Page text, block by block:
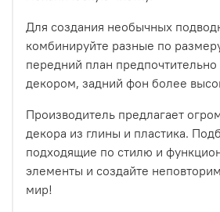
Для создания необычных
комбинируйте разные по
передний план
декором, задний фон более
Производитель предлагает
декора из глины и пластика.
подходящие по стилю и
элементы и создайте
мир!